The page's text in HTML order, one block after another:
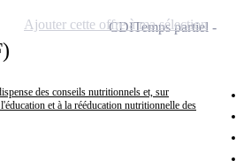
des conseils nutritionnels et, sur
et à la rééducation nutritionnelle des
CDITemps partiel
Ajouter cette offre à ma sélection